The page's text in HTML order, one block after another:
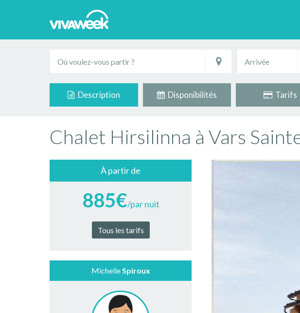
Description Disponibilités Tarifs
Chalet Hirsilinna à Vars
À partir de
885€/par nuit
Tous les tarifs
MichelleSpiroux